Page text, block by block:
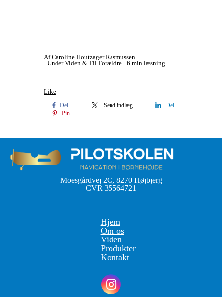
Af Caroline Houtzager Rasmussen
UnderViden & Til Forældre 6 min læsning
Like
Del Send indlæg
Del
Pin
Moesgårdvej 2C, 8270 Højbjerg
CVR 35564721
Hjem
Om os
Viden
Produkter
Kontakt